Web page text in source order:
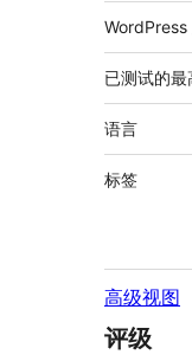
WordPress
已测试的最
语言
标签
高级视图
评级